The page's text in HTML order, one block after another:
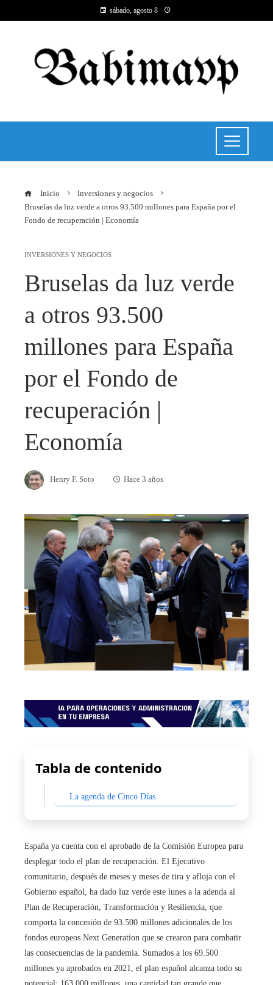
sábado, agosto 8
Inicio
Inversiones y negocios
Bruselas da luz verde a otros 93.500 millones para España por el
Fondo de recuperación | Economía
INVERSIONES Y NEGOCIOS
Bruselas da luz verde
a otros 93.500
millones para España
por el Fondo de
recuperación |
Economía
Henry F. Soto Hace 3 años
Tabla de contenido
La agenda de Cinco Días
España ya cuenta con el aprobado de la Comisión Europea para
desplegar todo el plan de recuperación. El Ejecutivo
comunitario, después de meses y meses de tira y afloja con el
Gobierno español, ha dado luz verde este lunes a la adenda al
Plan de Recuperación, Transformación y Resiliencia, que
comporta la concesión de 93.500 millones adicionales de los
fondos europeos Next Generation que se crearon para combatir
las consecuencias de la pandemia. Sumados a los 69.500
millones ya aprobados en 2021, el plan español alcanza todo su